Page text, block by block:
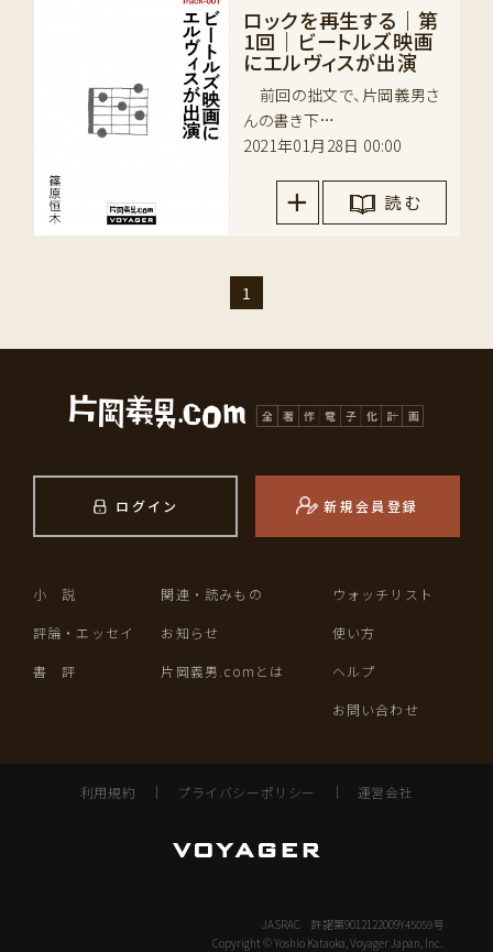
ロックを再生する｜第
1回｜ビートルズ映画
にエルヴィスが出演
前回の拙文で、片岡義男さ
んの書き下…
2021年01月28日 00:00
読 む
1
ログイン 新規会員登録
小 説
評論・エッセイ
書 評
関連・読みもの
お知らせ
片岡義男.comとは
ウォッチリスト
使い方
ヘルプ
お問い合わせ
利用規約 ｜ プライバシーポリシー ｜ 運営会社
JASRAC 許諾第9012122009Y45059号
Copyright © Yoshio Kataoka, Voyager Japan, Inc.